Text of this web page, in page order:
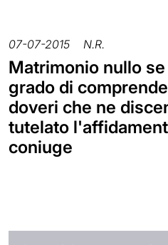
07-07-2015 N.R.
Matrimonio nullo
grado di
doveri che ne
tutelato
coniuge